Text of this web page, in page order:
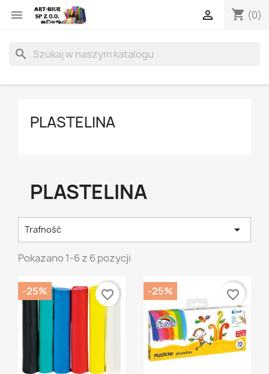
 shopping_cart (0)

search
PLASTELINA
PLASTELINA
Trafność 
Pokazano 1-6 z 6 pozycji
-25% favorite_border -25% favorite_border